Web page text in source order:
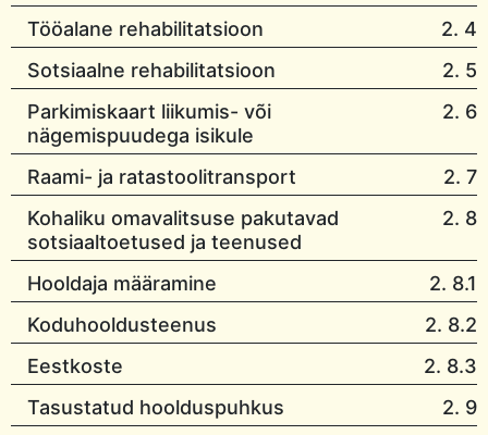
Tööalane rehabilitatsioon
2. 4
Sotsiaalne rehabilitatsioon
2. 5
Parkimiskaart liikumis- või
nägemispuudega isikule
2. 6
Raami- ja ratastoolitransport
2. 7
Kohaliku omavalitsuse pakutavad
sotsiaaltoetused ja teenused
2. 8
Hooldaja määramine
2. 8.1
Koduhooldusteenus
2. 8.2
Eestkoste
2. 8.3
Tasustatud hoolduspuhkus
2. 9